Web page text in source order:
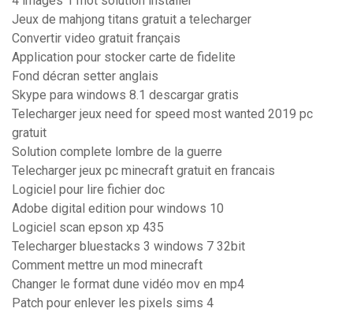
Jeux de mahjong titans gratuit a telecharger
Convertir video gratuit français
Application pour stocker carte de fidelite
Fond décran setter anglais
Skype para windows 8.1 descargar gratis
Telecharger jeux need for speed most wanted 2019 pc
gratuit
Solution complete lombre de la guerre
Telecharger jeux pc minecraft gratuit en francais
Logiciel pour lire fichier doc
Adobe digital edition pour windows 10
Logiciel scan epson xp 435
Telecharger bluestacks 3 windows 7 32bit
Comment mettre un mod minecraft
Changer le format dune vidéo mov en mp4
Patch pour enlever les pixels sims 4